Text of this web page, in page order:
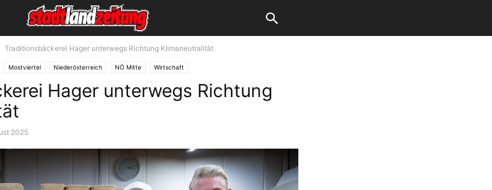
Traditionsbäckerei Hager unterwegs Richtung Klimaneutralität
Mostviertel Niederösterreich NÖ Mitte Wirtschaft
Hager unterwegs Richtung
2025